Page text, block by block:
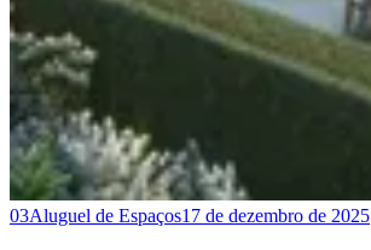
03Aluguel de Espaços17 de dezembro de 2025